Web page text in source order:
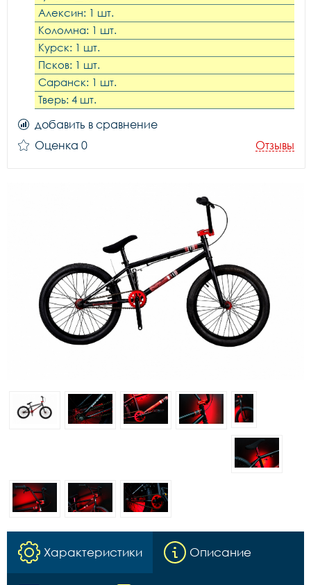
Алексин: 1 шт.
Коломна: 1 шт.
Курск: 1 шт.
Псков: 1 шт.
Саранск: 1 шт.
Тверь: 4 шт.
добавить в сравнение
Оценка 0
Отзывы
Характеристики Описание